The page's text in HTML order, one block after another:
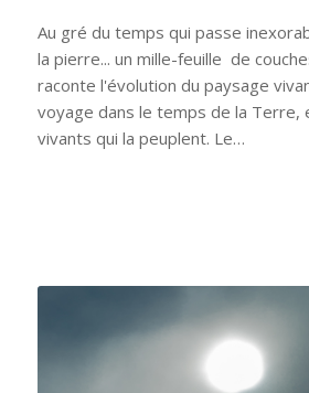
Au gré du temps qui passe
la pierre... un mille-feuille de
raconte l'évolution du paysage
voyage dans le temps de la Terre,
vivants qui la peuplent. Le…